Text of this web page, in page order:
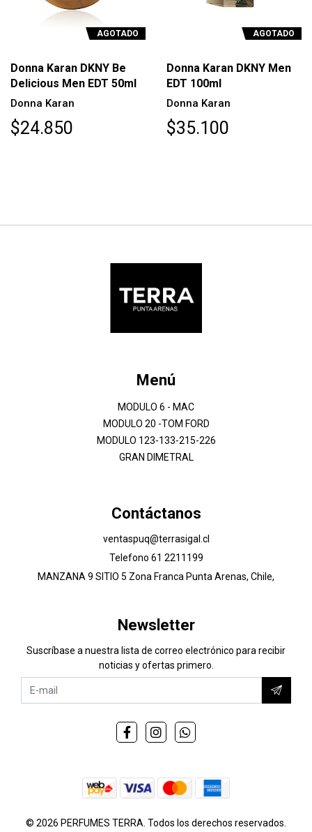
AGOTADO
Donna Karan DKNY Be
Delicious Men EDT 50ml
Donna Karan
$24.850
AGOTADO
Donna Karan DKNY Men
EDT 100ml
Donna Karan
$35.100
Menú
MODULO 6 - MAC
MODULO 20 -TOM FORD
MODULO 123-133-215-226
GRAN DIMETRAL
Contáctanos
ventaspuq@terrasigal.cl
Telefono 61 2211199
MANZANA 9 SITIO 5 Zona Franca Punta Arenas, Chile,
Newsletter
Suscríbase a nuestra lista de correo electrónico para recibir
noticias y ofertas primero.
© 2026 PERFUMES TERRA. Todos los derechos reservados.